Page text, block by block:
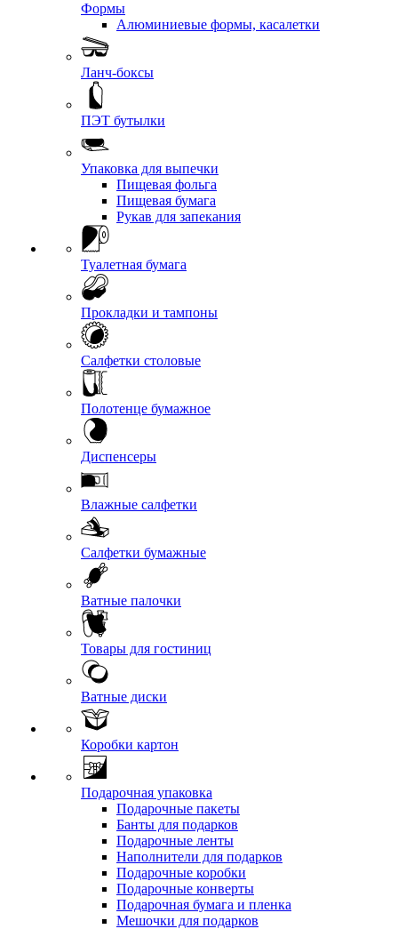
Формы
Алюминиевые формы, касалетки
Ланч-боксы
ПЭТ бутылки
Упаковка для выпечки
Пищевая фольга
Пищевая бумага
Рукав для запекания
Туалетная бумага
Прокладки и тампоны
Салфетки столовые
Полотенце бумажное
Диспенсеры
Влажные салфетки
Салфетки бумажные
Ватные палочки
Товары для гостиниц
Ватные диски
Коробки картон
Подарочная упаковка
Подарочные пакеты
Банты для подарков
Подарочные ленты
Наполнители для подарков
Подарочные коробки
Подарочные конверты
Подарочная бумага и пленка
Мешочки для подарков